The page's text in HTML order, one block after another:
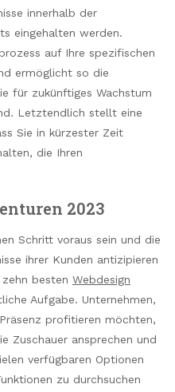
innerhalb der
eingehalten werden.
auf Ihre spezifischen
ermöglicht so die
für zukünftiges Wachstum
Letztendlich stellt eine
Sie in kürzester Zeit
die Ihren
2023
Schritt voraus sein und die
ihrer Kunden antizipieren
besten Webdesign
Aufgabe. Unternehmen,
profitieren möchten,
Zuschauer ansprechen und
verfügbaren Optionen
zu durchsuchen